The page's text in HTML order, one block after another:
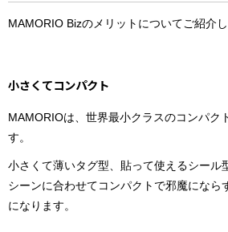
MAMORIO Bizのメリットについてご紹介し
小さくてコンパクト
MAMORIOは、世界最小クラスのコンパク
す。
小さくて薄いタグ型、貼って使えるシール
シーンに合わせてコンパクトで邪魔になら
になります。